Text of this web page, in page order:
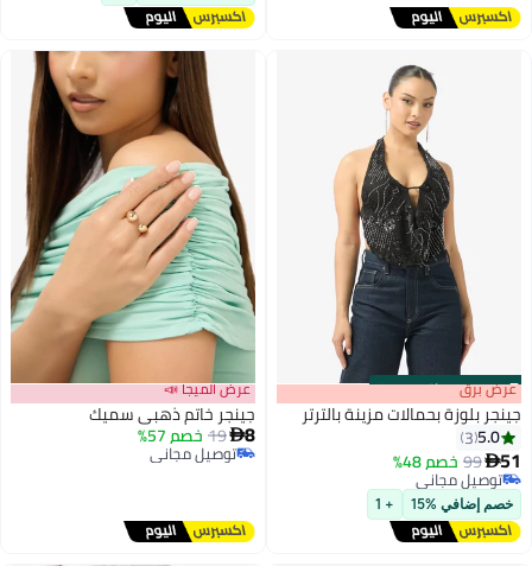
00m:00s
·باقي 100% عرض برق
جينجر بلوزة بحمالات مزينة بالترتر
5.0
3
51
99 خصم 48%
توصيل مجاني
توصيل مجاني
خصم إضافي %15 + 1
عرض الميجا 📣
جينجر خاتم ذهبي سميك
8
19 خصم 57%
توصيل مجاني
توصيل مجاني